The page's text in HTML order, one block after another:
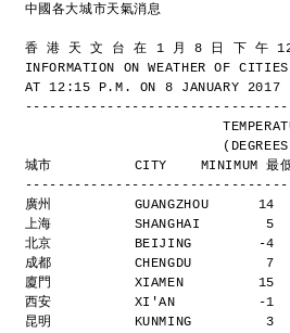
中國各大城市天氣消息
香 港 天 文 台 在 1 月 8 日 下 午
INFORMATION ON WEATHER OF
AT 12:15 P.M. ON 8 JANUARY 2017
城市          CITY    MINIMUM 最低
廣州          GUANGZHOU
上海          SHANGHAI
北京          BEIJING        -
成都          CHENGDU
廈門          XIAMEN         15
西安          XI'AN          -1
昆明          KUNMING